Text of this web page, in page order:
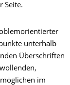
Seite.
unterhalb
Überschriften
im